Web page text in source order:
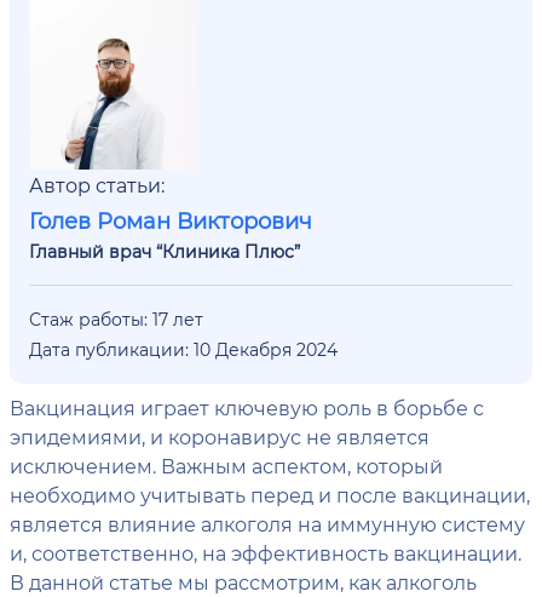
Автор статьи:
Голев Роман Викторович
Главный врач “Клиника Плюс”
Стаж работы: 17 лет
Дата публикации: 10 Декабря 2024
Вакцинация играет ключевую роль в борьбе с
эпидемиями, и коронавирус не является
исключением. Важным аспектом, который
необходимо учитывать перед и после вакцинации,
является влияние алкоголя на иммунную систему
и, соответственно, на эффективность вакцинации.
В данной статье мы рассмотрим, как алкоголь